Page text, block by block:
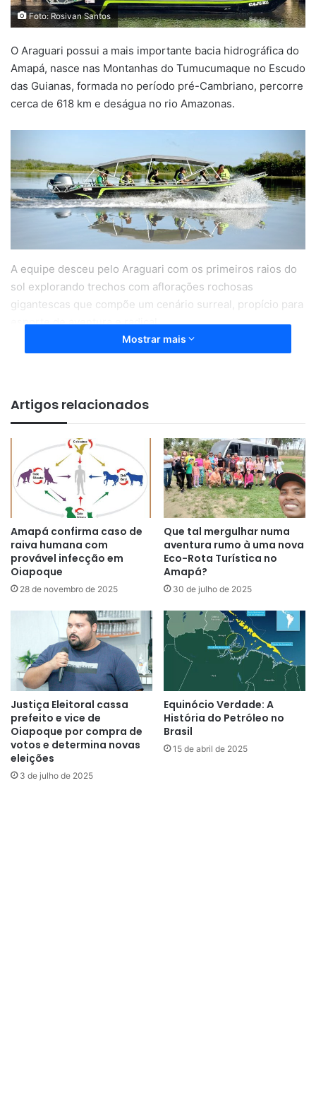
Foto: Rosivan Santos
O Araguari possui a mais importante bacia hidrográfica do
Amapá, nasce nas Montanhas do Tumucumaque no Escudo
das Guianas, formada no período pré-Cambriano, percorre
cerca de 618 km e deságua no rio Amazonas.
A equipe desceu pelo Araguari com os primeiros raios do
sol explorando trechos com aflorações rochosas
gigantescas que compõe um cenário surreal, propício para
esporte de aventura e radical.
Durante a expedição, Carol Monteiro, presidente da
Câmara de Vereadores (PG), foi a primeira a experimentar
a emoção de descer de rapel, a porto-grandense batizou o
local como “Pedra do Rapel”, e destacou que“o turismo já
é realidade no município de Porto Grande e hoje mostra
que é possível a prática de esporte de aventura e
radical” , disse entusiasmada.
Mostrar mais
Artigos relacionados
Amapá confirma caso de
raiva humana com
provável infecção em
Oiapoque
28 de novembro de 2025
Que tal mergulhar numa
aventura rumo à uma nova
Eco-Rota Turística no
Amapá?
30 de julho de 2025
Justiça Eleitoral cassa
prefeito e vice de
Oiapoque por compra de
votos e determina novas
eleições
3 de julho de 2025
Equinócio Verdade: A
História do Petróleo no
Brasil
15 de abril de 2025